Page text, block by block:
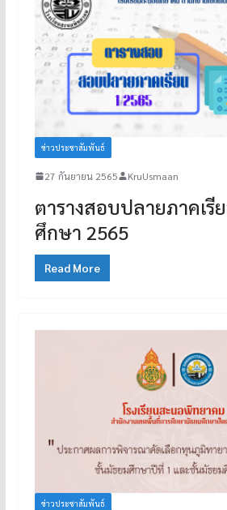
ข่าวประชาสัมพันธ์
27 กันยายน 2565 KruUsmaan
ตารางสอบปลายภาคเรี
ศึกษา 2565
Read More
ข่าวประชาสัมพันธ์